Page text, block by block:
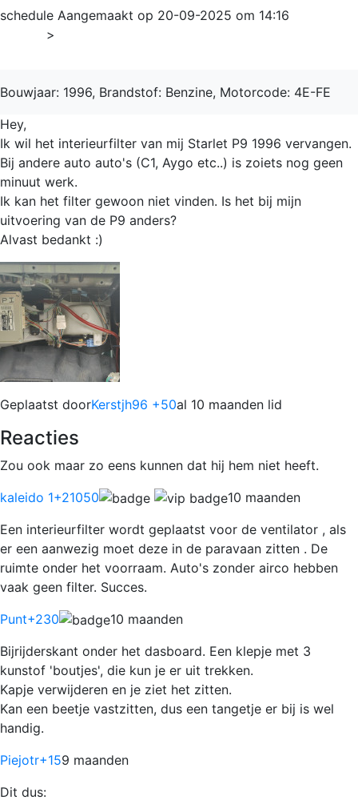
schedule Aangemaakt op 20-09-2025 om 14:16
>
Bouwjaar: 1996, Brandstof: Benzine, Motorcode: 4E-FE
Hey,
Ik wil het interieurfilter van mij Starlet P9 1996 vervangen.
Bij andere auto auto's (C1, Aygo etc..) is zoiets nog geen
minuut werk.
Ik kan het filter gewoon niet vinden. Is het bij mijn
uitvoering van de P9 anders?
Alvast bedankt :)
Geplaatst doorKerstjh96 +50al 10 maanden lid
Reacties
Zou ook maar zo eens kunnen dat hij hem niet heeft.
kaleido 1+21050
10 maanden
Een interieurfilter wordt geplaatst voor de ventilator , als
er een aanwezig moet deze in de paravaan zitten . De
ruimte onder het voorraam. Auto's zonder airco hebben
vaak geen filter. Succes.
Punt+230
10 maanden
Bijrijderskant onder het dasboard. Een klepje met 3
kunstof 'boutjes', die kun je er uit trekken.
Kapje verwijderen en je ziet het zitten.
Kan een beetje vastzitten, dus een tangetje er bij is wel
handig.
Piejotr+159 maanden
Dit dus: